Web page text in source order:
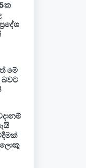
මේ
බවට
ලොකු